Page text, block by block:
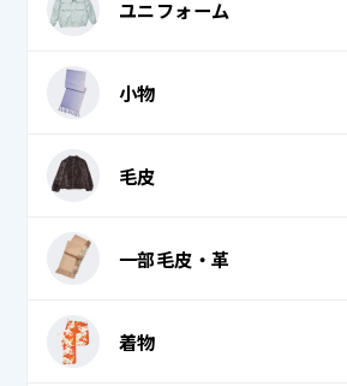
ユニフォーム
エプロン・割烹着
クリーンスーツ
コックコート
ナース服
作業着
小物
ウェディンググローブ
スカーフ
タオル・フェイスタオル・バスタオル
毛皮
毛皮コート
毛皮ベスト
一部毛皮・革
一部毛皮・革
着物